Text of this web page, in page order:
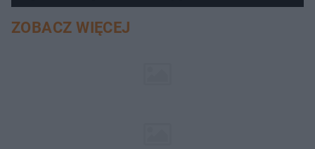
ZOBACZ WIĘCEJ